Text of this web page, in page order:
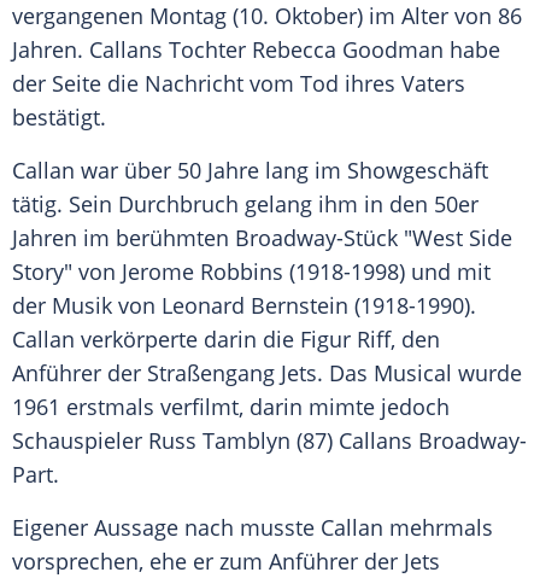
vergangenen Montag (10. Oktober) im Alter von 86
Jahren. Callans Tochter Rebecca Goodman habe
der Seite die Nachricht vom Tod ihres Vaters
bestätigt.
Callan war über 50 Jahre lang im Showgeschäft
tätig. Sein Durchbruch gelang ihm in den 50er
Jahren im berühmten Broadway-Stück "West Side
Story" von Jerome Robbins (1918-1998) und mit
der Musik von Leonard Bernstein (1918-1990).
Callan verkörperte darin die Figur Riff, den
Anführer der Straßengang Jets. Das Musical wurde
1961 erstmals verfilmt, darin mimte jedoch
Schauspieler Russ Tamblyn (87) Callans Broadway-
Part.
Eigener Aussage nach musste Callan mehrmals
vorsprechen, ehe er zum Anführer der Jets